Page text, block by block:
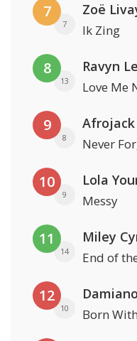
7
7
Zoë
Ik Zing
8
13
Ravyn
Love Me
9
8
Afrojack
Never
10
9
Lola
Messy
11
14
Miley
End of
12
10 Born